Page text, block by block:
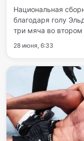
Национальная
благодаря голу
три мяча во
начало встречи со
28 июня, 6:33